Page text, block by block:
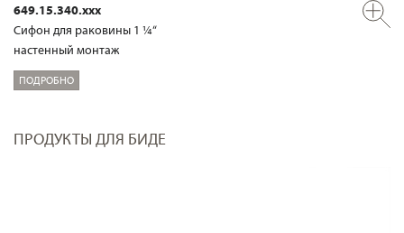
649.15.340.xxx
Сифон для раковины 1 ¼“
настенный монтаж
ПОДРОБНО
ПРОДУКТЫ ДЛЯ БИДЕ